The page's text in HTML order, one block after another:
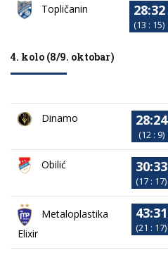
Topličanin 28:32
(13 : 15)
4. kolo (8/9. oktobar)
Dinamo 28:24
(12 : 9)
Obilić 30:33
(17 : 17)
Metaloplastika
Elixir
43:31
(21 : 17)